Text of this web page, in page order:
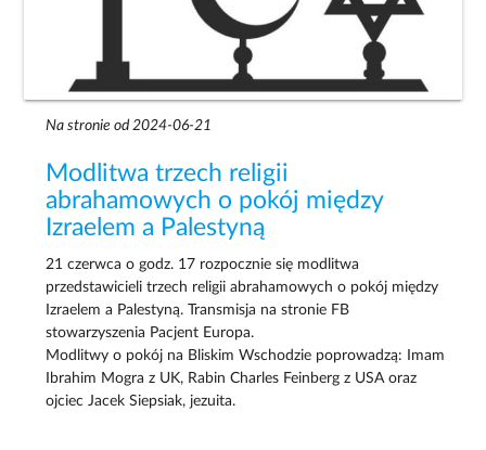
Na stronie od 2024-06-21
Modlitwa trzech religii
abrahamowych o pokój między
Izraelem a Palestyną
21 czerwca o godz. 17 rozpocznie się modlitwa
przedstawicieli trzech religii abrahamowych o pokój między
Izraelem a Palestyną. Transmisja na stronie FB
stowarzyszenia Pacjent Europa.
Modlitwy o pokój na Bliskim Wschodzie poprowadzą: Imam
Ibrahim Mogra z UK, Rabin Charles Feinberg z USA oraz
ojciec Jacek Siepsiak, jezuita.